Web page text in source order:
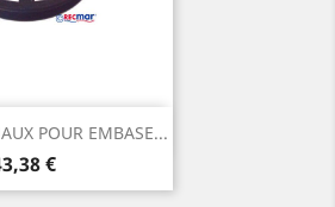
POUR EMBASE...
€
rapide